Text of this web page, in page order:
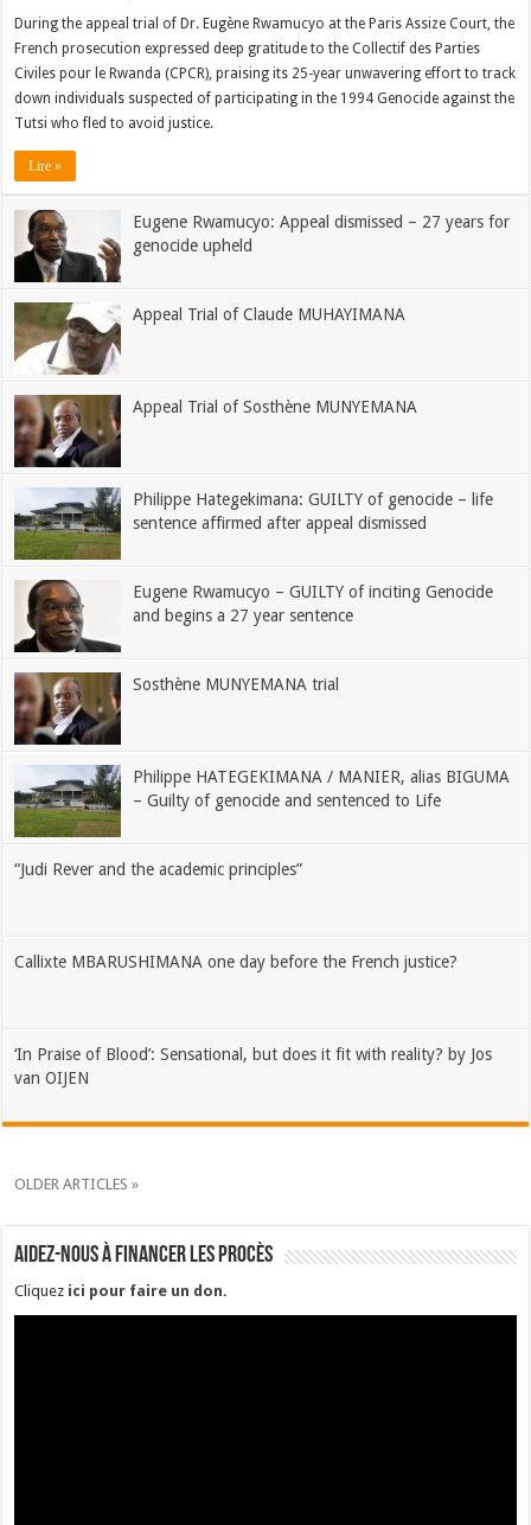
During the appeal trial of Dr. Eugène Rwamucyo at the Paris Assize Court, the
French prosecution expressed deep gratitude to the Collectif des Parties
Civiles pour le Rwanda (CPCR), praising its 25-year unwavering effort to track
down individuals suspected of participating in the 1994 Genocide against the
Tutsi who fled to avoid justice.
Lire »
Eugene Rwamucyo: Appeal dismissed – 27 years for
genocide upheld
Appeal Trial of Claude MUHAYIMANA
Appeal Trial of Sosthène MUNYEMANA
Philippe Hategekimana: GUILTY of genocide – life
sentence affirmed after appeal dismissed
Eugene Rwamucyo – GUILTY of inciting Genocide
and begins a 27 year sentence
Sosthène MUNYEMANA trial
Philippe HATEGEKIMANA / MANIER, alias BIGUMA
– Guilty of genocide and sentenced to Life
“Judi Rever and the academic principles”
Callixte MBARUSHIMANA one day before the French justice?
‘In Praise of Blood’: Sensational, but does it fit with reality? by Jos
van OIJEN
OLDER ARTICLES »
Aidez-nous à financer les procès
Cliquez ici pour faire un don.